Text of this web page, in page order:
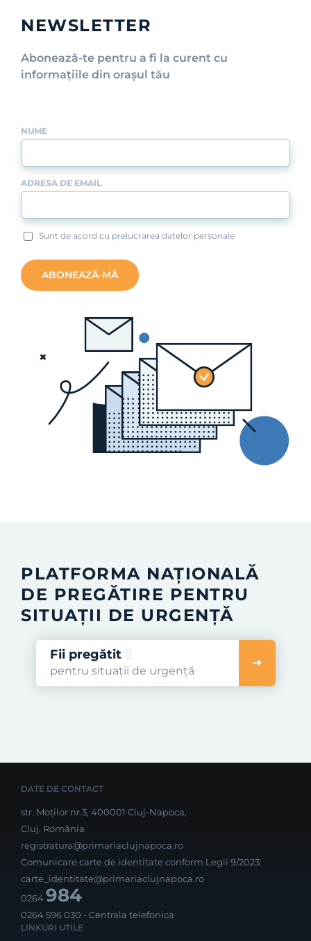
NEWSLETTER
Abonează-te pentru a fi la curent cu
informațiile din orașul tău
NUME
ADRESA DE EMAIL
Sunt de acord cu prelucrarea datelor personale
PLATFORMA NAȚIONALĂ
DE PREGĂTIRE PENTRU
SITUAȚII DE URGENȚĂ
Fii pregătit
pentru situații de urgență
DATE DE CONTACT
str. Moților nr.3, 400001 Cluj-Napoca,
Cluj, România
registratura@primariaclujnapoca.ro
Comunicare carte de identitate conform Legii 9/2023:
carte_identitate@primariaclujnapoca.ro
0264984
0264 596 030 - Centrala telefonica
LINKURI UTILE